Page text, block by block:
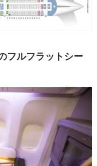
フルフラットシー